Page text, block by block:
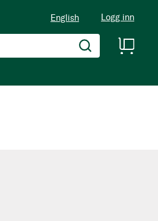
English Logg inn